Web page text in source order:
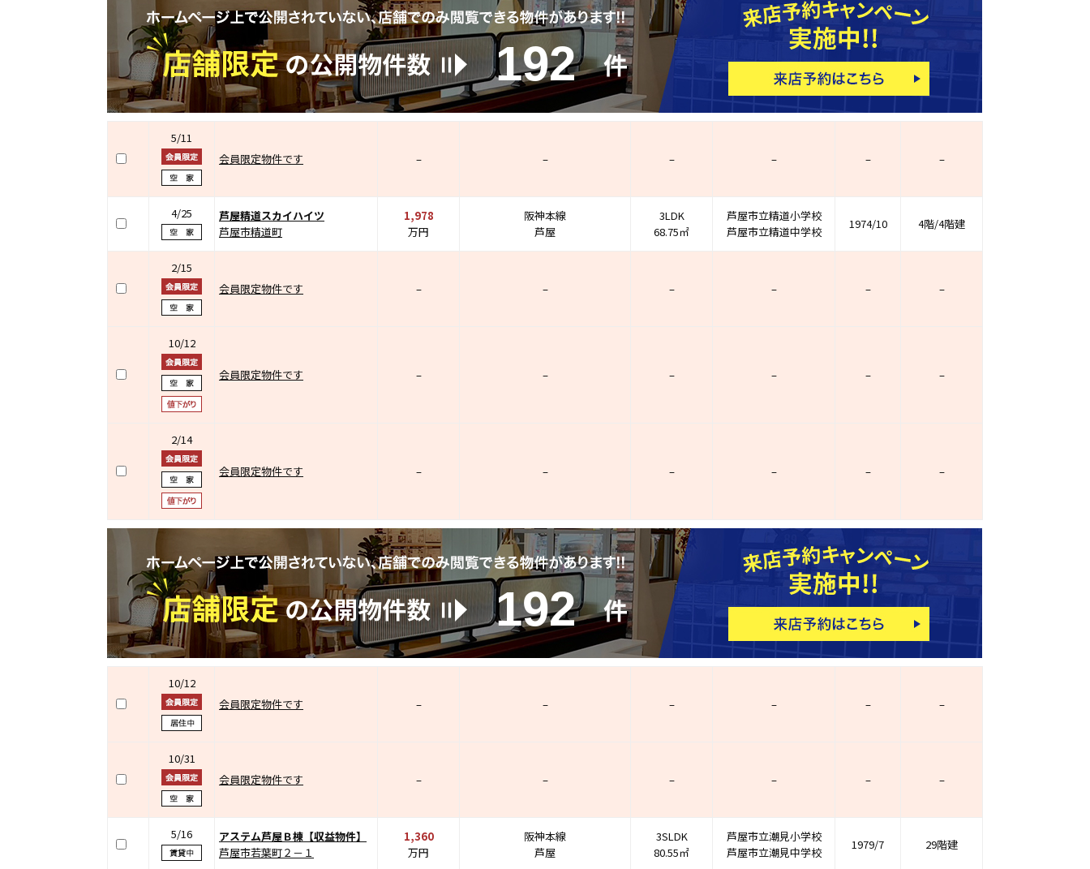
192
5/11
会員限定物件です
– – – – – –
4/25
芦屋精道スカイハイツ
芦屋市精道町
1,978
万円
阪神本線
芦屋
3LDK
68.75㎡
芦屋市立精道小学校
芦屋市立精道中学校
1974/10 4階/4階建
2/15
会員限定物件です
– – – – – –
10/12
会員限定物件です – – – – – –
2/14
会員限定物件です – – – – – –
192
10/12
会員限定物件です
– – – – – –
10/31
会員限定物件です
– – – – – –
5/16
アステム芦屋Ｂ棟【収益物件】
芦屋市若葉町２－１
1,360
万円
阪神本線
芦屋
3SLDK
80.55㎡
芦屋市立潮見小学校
芦屋市立潮見中学校
1979/7 29階建